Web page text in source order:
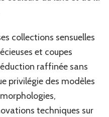
collections sensuelles
et coupes
raffinée sans
privilégie des modèles
techniques sur